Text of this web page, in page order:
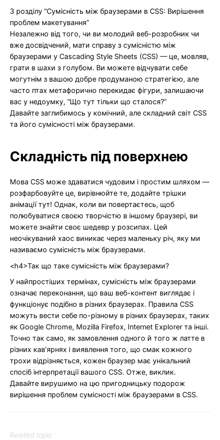
З розділу “Сумісність між браузерами в CSS: Вирішення
проблем макетування”
Незалежно від того, чи ви молодий веб-розробник чи
вже досвідчений, мати справу з сумісністю між
браузерами у Cascading Style Sheets (CSS) — це, мовляв,
грати в шахи з голубом. Ви можете відчувати себе
могутнім з вашою добре продуманою стратегією, але
часто птах метафорично перекидає фігури, залишаючи
вас у недоумку, “Що тут тільки що сталося?”
Давайте заглибимось у комічний, але складний світ CSS
та його сумісності між браузерами.
Складність під поверхнею
Мова CSS може здаватися чудовим і простим шляхом —
розфарбовуйте це, вирівнюйте те, додайте трішки
анімації тут! Однак, коли ви повертаєтесь, щоб
полюбуватися своєю творчістю в іншому браузері, ви
можете знайти своє шедевр у розсипах. Цей
неочікуваний хаос виникає через маленьку річ, яку ми
називаємо сумісність між браузерами.
<h4>Так що таке сумісність між браузерами?
У найпростіших термінах, сумісність між браузерами
означає переконання, що ваш веб-контент виглядає і
функціонує подібно в різних браузерах. Правила CSS
можуть вести себе по-різному в різних браузерах, таких
як Google Chrome, Mozilla Firefox, Internet Explorer та інші.
Точно так само, як замовлення одного й того ж латте в
різних кав’ярнях і виявлення того, що смак кожного
трохи відрізняється, кожен браузер має унікальний
спосіб інтерпретації вашого CSS. Отже, виклик.
Давайте вирушимо на цю пригодницьку подорож
вирішення проблем сумісності між браузерами в CSS.
Related topic